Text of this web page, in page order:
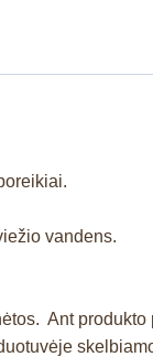
vandens.
Ant